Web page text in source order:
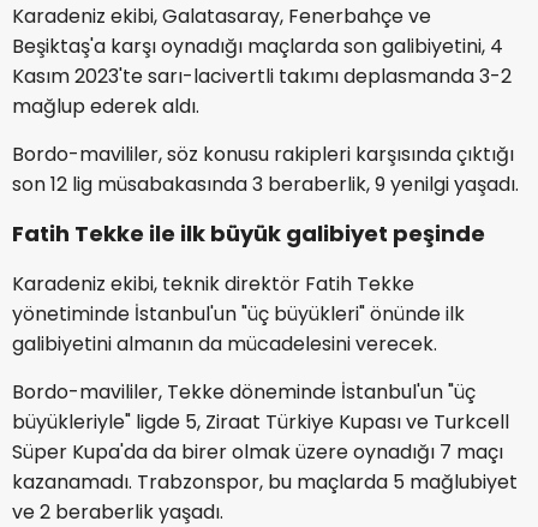
Karadeniz ekibi, Galatasaray, Fenerbahçe ve
Beşiktaş'a karşı oynadığı maçlarda son galibiyetini, 4
Kasım 2023'te sarı-lacivertli takımı deplasmanda 3-2
mağlup ederek aldı.
Bordo-mavililer, söz konusu rakipleri karşısında çıktığı
son 12 lig müsabakasında 3 beraberlik, 9 yenilgi yaşadı.
Fatih Tekke ile ilk büyük galibiyet peşinde
Karadeniz ekibi, teknik direktör Fatih Tekke
yönetiminde İstanbul'un "üç büyükleri" önünde ilk
galibiyetini almanın da mücadelesini verecek.
Bordo-mavililer, Tekke döneminde İstanbul'un "üç
büyükleriyle" ligde 5, Ziraat Türkiye Kupası ve Turkcell
Süper Kupa'da da birer olmak üzere oynadığı 7 maçı
kazanamadı. Trabzonspor, bu maçlarda 5 mağlubiyet
ve 2 beraberlik yaşadı.